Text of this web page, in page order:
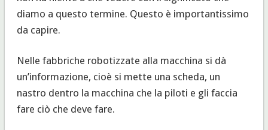
diamo a questo termine. Questo è importantissimo
da capire.
Nelle fabbriche robotizzate alla macchina si dà
un’informazione, cioè si mette una scheda, un
nastro dentro la macchina che la piloti e gli faccia
fare ciò che deve fare.